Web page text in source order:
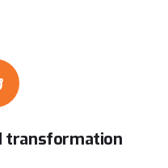
transformation